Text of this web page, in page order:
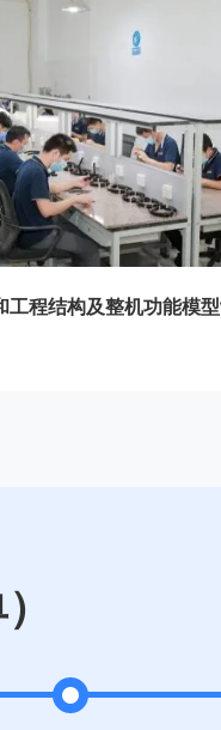
工程结构及整机功能模